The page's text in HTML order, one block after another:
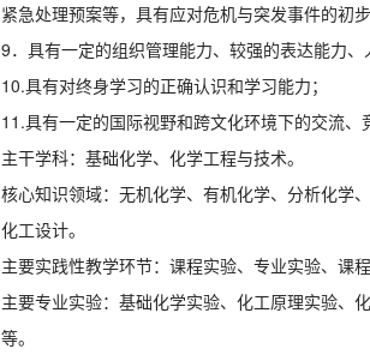
紧急处理预案等，具有应对危机与突发事件的初步
9．具有一定的组织管理能力、较强的表达能力、
10.具有对终身学习的正确认识和学习能力；
11.具有一定的国际视野和跨文化环境下的交流、
主干学科：基础化学、化学工程与技术。
核心知识领域：无机化学、有机化学、分析化学
化工设计。
主要实践性教学环节：课程实验、专业实验、课
主要专业实验：基础化学实验、化工原理实验、
等。